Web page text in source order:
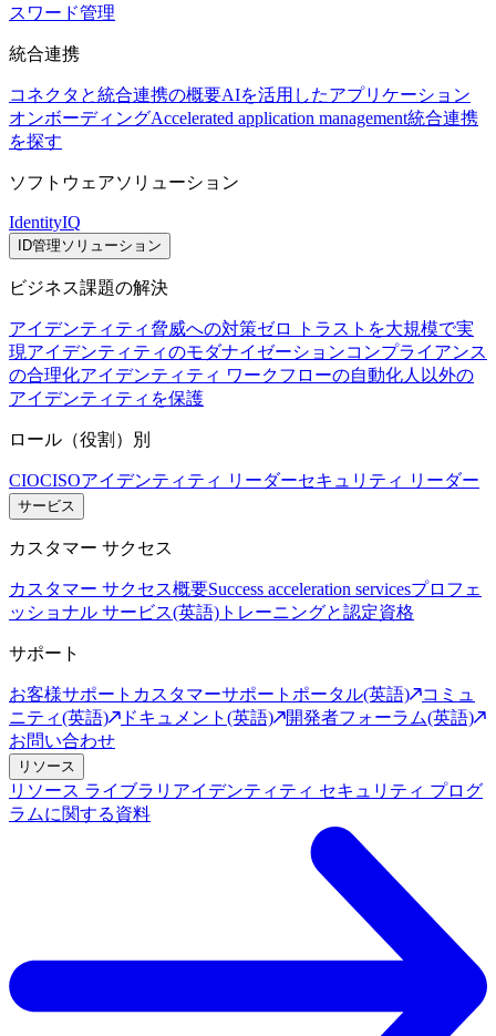
スワード管理
統合連携
コネクタと統合連携の概要AIを活用したアプリケーション
オンボーディングAccelerated application management統合連携
を探す
ソフトウェアソリューション
IdentityIQ
ID管理ソリューション
ビジネス課題の解決
アイデンティティ脅威への対策ゼロ トラストを大規模で実
現アイデンティティのモダナイゼーションコンプライアンス
の合理化アイデンティティ ワークフローの自動化人以外の
アイデンティティを保護
ロール（役割）別
CIOCISOアイデンティティ リーダーセキュリティ リーダー
サービス
カスタマー サクセス
カスタマー サクセス概要Success acceleration servicesプロフェ
ッショナル サービス(英語) トレーニングと認定資格
サポート
お客様サポート カスタマーサポートポータル(英語)
コミュ
ニティ(英語)
ドキュメント(英語)
開発者フォーラム(英語)
お問い合わせ
リソース
リソース ライブラリ アイデンティティ セキュリティ プログ
ラムに関する資料